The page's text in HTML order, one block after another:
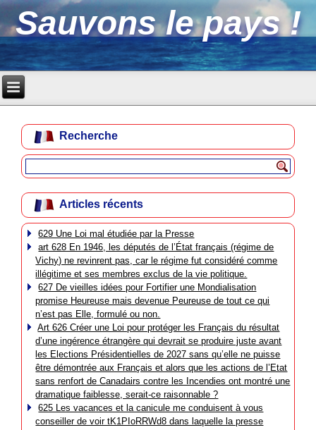
Sauvons le pays !
Recherche
Articles récents
629 Une Loi mal étudiée par la Presse
art 628 En 1946, les députés de l’État français (régime de
Vichy) ne revinrent pas, car le régime fut considéré comme
illégitime et ses membres exclus de la vie politique.
627 De vieilles idées pour Fortifier une Mondialisation
promise Heureuse mais devenue Peureuse de tout ce qui
n’est pas Elle, formulé ou non.
Art 626 Créer une Loi pour protéger les Français du résultat
d’une ingérence étrangère qui devrait se produire juste avant
les Elections Présidentielles de 2027 sans qu’elle ne puisse
être démontrée aux Français et alors que les actions de l’Etat
sans renfort de Canadairs contre les Incendies ont montré une
dramatique faiblesse, serait-ce raisonnable ?
625 Les vacances et la canicule me conduisent à vous
conseiller de voir tK1PIoRRWd8 dans laquelle la presse